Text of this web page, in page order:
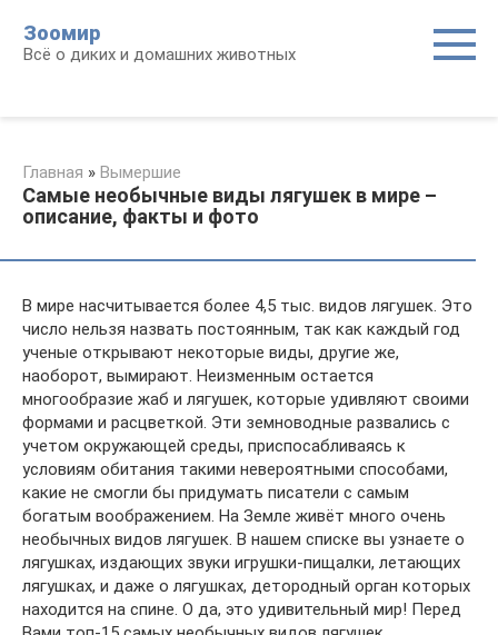
контенту
Зоомир
Всё о диких и домашних животных
Главная » Вымершие
Самые необычные виды лягушек в мире –
описание, факты и фото
В мире насчитывается более 4,5 тыс. видов лягушек. Это
число нельзя назвать постоянным, так как каждый год
ученые открывают некоторые виды, другие же,
наоборот, вымирают. Неизменным остается
многообразие жаб и лягушек, которые удивляют своими
формами и расцветкой. Эти земноводные развались с
учетом окружающей среды, приспосабливаясь к
условиям обитания такими невероятными способами,
какие не смогли бы придумать писатели с самым
богатым воображением. На Земле живёт много очень
необычных видов лягушек. В нашем списке вы узнаете о
лягушках, издающих звуки игрушки-пищалки, летающих
лягушках, и даже о лягушках, детородный орган которых
находится на спине. О да, это удивительный мир! Перед